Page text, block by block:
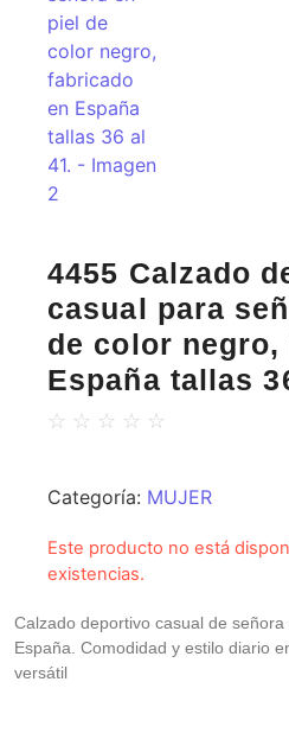
4455 Calzado
casual para
de color
España tallas
☆ ☆ ☆ ☆ ☆
Categoría: MUJER
Este producto no está
existencias.
Calzado deportivo casual de
España. Comodidad y estilo diario
versátil